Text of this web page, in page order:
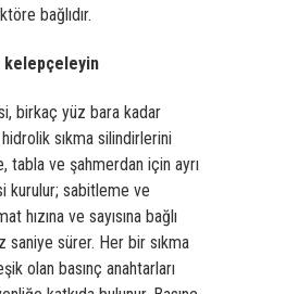
bağlıdır.­
birkaç yüz bara kadar
hidrolik sıkma silindirlerini
tabla ve şahmerdan için ayrı
kurulur; sabitleme ve
hızına ve sayısına bağlı
saniye sürer. Her bir sıkma
olan basınç anahtarları